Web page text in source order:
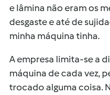
e lâmina não eram os
desgaste e até de
minha máquina tinha.
A empresa limita-se a
máquina de cada vez,
trocado alguma coisa.